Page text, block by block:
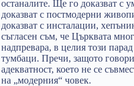
останалите. Ще го доказват с
доказват с постмодерни
доказват с инсталации,
съгласен съм, че Църквата
надпревара, в целия този
тумбаци. Пречи, защото
адекватност, което не се
на „модерния“ човек.